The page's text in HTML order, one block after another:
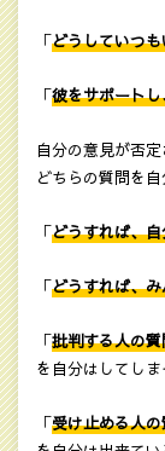
「どうしていつ
「彼をサポート
自分の意見が否定
どちらの質問を
「どうすれば、
「どうすれば、
「批判する人の質
を自分はしてし
「受け止める人